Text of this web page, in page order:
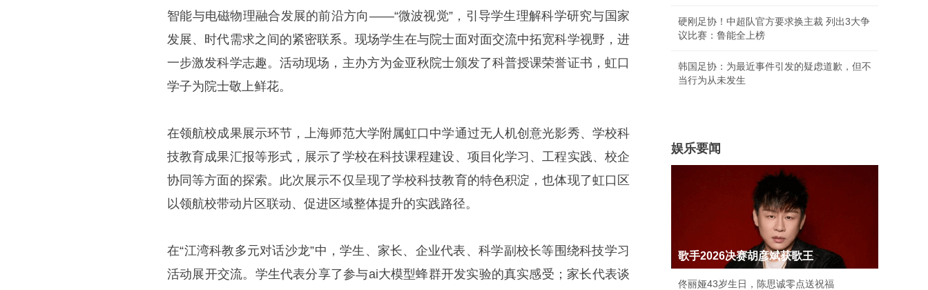
智能与电磁物理融合发展的前沿方向——“微波视觉”，引导学生理解科学研究与国家
发展、时代需求之间的紧密联系。现场学生在与院士面对面交流中拓宽科学视野，进
一步激发科学志趣。活动现场，主办方为金亚秋院士颁发了科普授课荣誉证书，虹口
学子为院士敬上鲜花。
在领航校成果展示环节，上海师范大学附属虹口中学通过无人机创意光影秀、学校科
技教育成果汇报等形式，展示了学校在科技课程建设、项目化学习、工程实践、校企
协同等方面的探索。此次展示不仅呈现了学校科技教育的特色积淀，也体现了虹口区
以领航校带动片区联动、促进区域整体提升的实践路径。
在“江湾科教多元对话沙龙”中，学生、家长、企业代表、科学副校长等围绕科技学习
活动展开交流。学生代表分享了参与ai大模型蜂群开发实验的真实感受；家长代表谈
硬刚足协！中超队官方要求换主裁 列出3大争
议比赛：鲁能全上榜
韩国足协：为最近事件引发的疑虑道歉，但不
当行为从未发生
娱乐要闻
歌手2026决赛胡彦斌获歌王
佟丽娅43岁生日，陈思诚零点送祝福